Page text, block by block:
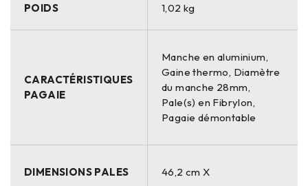
POIDS 1,02 kg
CARACTÉRISTIQUES
PAGAIE
Manche en aluminium,
Gaine thermo, Diamètre
du manche 28mm,
Pale(s) en Fibrylon,
Pagaie démontable
DIMENSIONS PALES 46,2 cm X